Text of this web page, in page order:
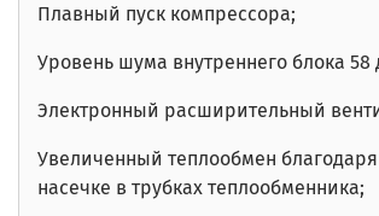
Плавный пуск компрессора;
Уровень шума внутреннего блока 58
Электронный расширительный
Увеличенный теплообмен
насечке в трубках теплообменника;